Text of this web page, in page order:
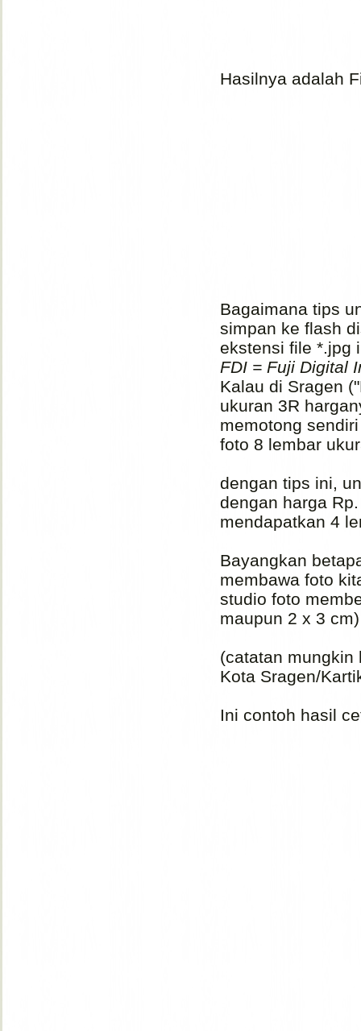
Hasilnya adalah
Bagaimana tips
simpan ke flash
ekstensi file *.jpg
FDI = Fuji Digital
Kalau di Sragen
ukuran 3R
memotong
foto 8 lembar
dengan tips ini,
dengan harga
mendapatkan 4
Bayangkan
membawa foto
studio foto
maupun 2 x 3 cm)
(catatan mungkin
Kota Sragen/
Ini contoh hasil